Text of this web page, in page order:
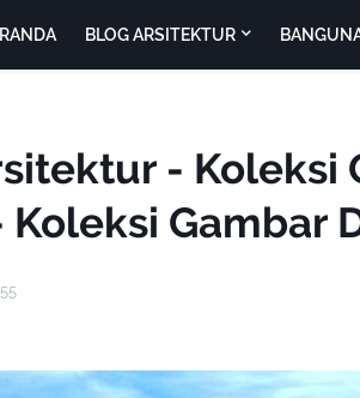
BLOG ARSITEKTUR
- Koleksi
Koleksi Gambar